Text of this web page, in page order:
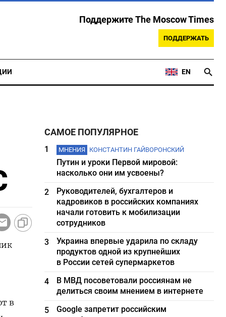
Поддержите The Moscow Times
ПОДДЕРЖАТЬ
EN
в
САМОЕ ПОПУЛЯРНОЕ
1 МНЕНИЯ КОНСТАНТИН ГАЙВОРОНСКИЙ
Путин и уроки Первой мировой:
насколько они им усвоены?
2
Руководителей, бухгалтеров и
кадровиков в российских компаниях
начали готовить к мобилизации
сотрудников
3
Украина впервые ударила по складу
продуктов одной из крупнейших
в России сетей супермаркетов
4
В МВД посоветовали россиянам не
делиться своим мнением в интернете
5
Google запретит российским